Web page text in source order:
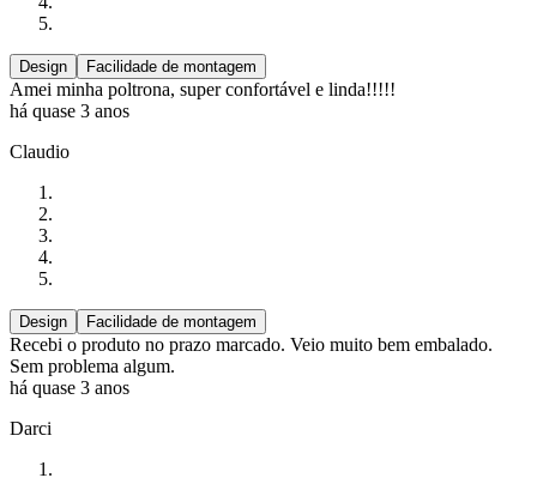
Design Facilidade de montagem
Amei minha poltrona, super confortável e linda!!!!!
há quase 3 anos
Claudio
Design Facilidade de montagem
Recebi o produto no prazo marcado. Veio muito bem embalado.
Sem problema algum.
há quase 3 anos
Darci